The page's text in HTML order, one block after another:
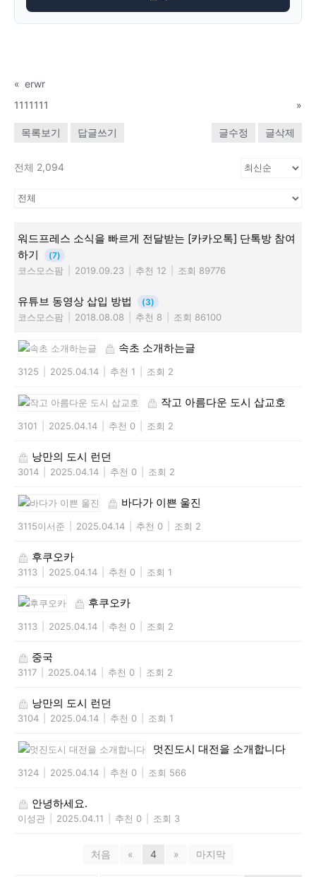
« erwr
1111111
»
목록보기 답글쓰기 글수정 글삭제
전체 2,094
워드프레스 소식을 빠르게 전달받는 [카카오톡] 단톡방 참여
하기
(7)
코스모스팜 2019.09.23 추천 12 조회 89776
유튜브 동영상 삽입 방법 (3)
코스모스팜 2018.08.08 추천 8 조회 86100
속초 소개하는글
3125 2025.04.14 추천 1 조회 2
작고 아름다운 도시 삽교호
3101 2025.04.14 추천 0 조회 2
낭만의 도시 런던
3014 2025.04.14 추천 0 조회 2
바다가 이쁜 울진
3115이서준 2025.04.14 추천 0 조회 2
후쿠오카
3113 2025.04.14 추천 0 조회 1
후쿠오카
3113 2025.04.14 추천 0 조회 2
중국
3117 2025.04.14 추천 0 조회 2
낭만의 도시 런던
3104 2025.04.14 추천 0 조회 1
멋진도시 대전을 소개합니다
3124 2025.04.14 추천 0 조회 566
안녕하세요.
이성관 2025.04.11 추천 0 조회 3
처음 « 4 » 마지막